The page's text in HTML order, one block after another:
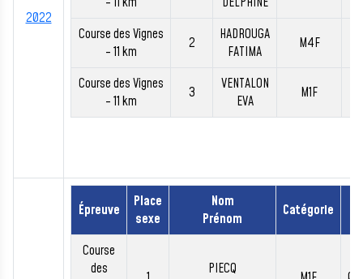
2022
Course des Vignes
- 11 km
2
HADROUGA
FATIMA
M4F
Course des Vignes
- 11 km
3
VENTALON
EVA
M1F
Épreuve
Place
sexe
Nom
Prénom
Catégorie
Course
des
PIECQ